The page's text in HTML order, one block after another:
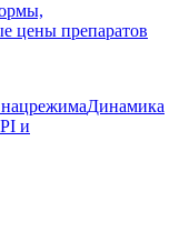
цены препаратов
Динамика
и